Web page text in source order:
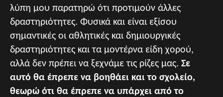
λύπη μου παρατηρώ ότι προτιμούν άλλες
δραστηριότητες. Φυσικά και είναι εξίσου
σημαντικές οι αθλητικές και δημιουργικές
δραστηριότητες και τα μοντέρνα είδη χορού,
αλλά δεν πρέπει να ξεχνάμε τις ρίζες μας. Σε
αυτό θα έπρεπε να βοηθάει και το σχολείο,
θεωρώ ότι θα έπρεπε να υπάρχει από το